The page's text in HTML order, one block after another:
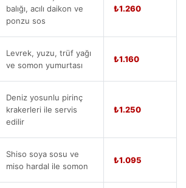
balığı, acılı daikon ve
ponzu sos
₺1.260
Levrek, yuzu, trüf yağı
ve somon yumurtası
₺1.160
Deniz yosunlu pirinç
krakerleri ile servis
edilir
₺1.250
Shiso soya sosu ve
miso hardal ile somon
₺1.095